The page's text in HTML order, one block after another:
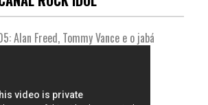
Alan Freed, Tommy Vance e o jabá